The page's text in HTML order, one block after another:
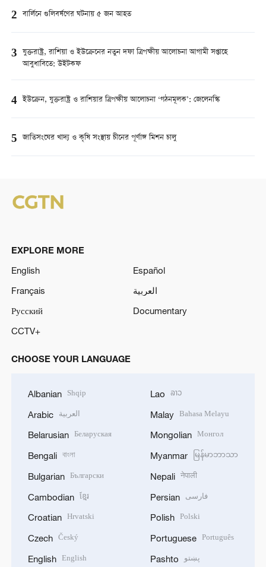
2 বার্লিনে গুলিবর্ষণের ঘটনায় ৫ জন আহত
3 যুক্তরাষ্ট্র, রাশিয়া ও ইউক্রেনের নতুন দফা ত্রিপক্ষীয় আলোচনা আগামী সপ্তাহে
আবুধাবিতে: উইটকফ
4 ইউক্রেন, যুক্তরাষ্ট্র ও রাশিয়ার ত্রিপক্ষীয় আলোচনা ‘গঠনমূলক’: জেলেনস্কি
5 জাতিসংঘের খাদ্য ও কৃষি সংস্থায় চীনের পূর্ণাঙ্গ মিশন চালু
EXPLORE MORE
English
Español
Français
العربية
Русский
Documentary
CCTV+
CHOOSE YOUR LANGUAGE
Albanian Shqip
Arabic العربية
Belarusian Беларуская
Bengali বাংলা
Bulgarian Български
Cambodian ខ្មែរ
Croatian Hrvatski
Czech Český
English English
Lao ລາວ
Malay Bahasa Melayu
Mongolian Монгол
Myanmar မြန်မာဘာသာ
Nepali नेपाली
Persian فارسی
Polish Polski
Portuguese Português
Pashto پښتو